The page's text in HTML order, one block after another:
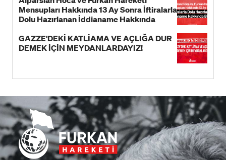
Mensupları Hakkında 13 Ay Sonra İftiralarla
Dolu Hazırlanan İddianame Hakkında
GAZZE'DEKİ KATLİAMA VE AÇLIĞA DUR
DEMEK İÇİN MEYDANLARDAYIZ!